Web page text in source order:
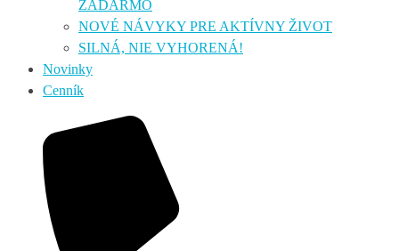
ZADARMO
NOVÉ NÁVYKY PRE AKTÍVNY ŽIVOT
SILNÁ, NIE VYHORENÁ!
Novinky
Cenník